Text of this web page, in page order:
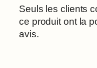
Seuls les clients
ce produit ont la
avis.